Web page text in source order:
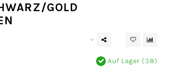
GOLD
Auf Lager (38)